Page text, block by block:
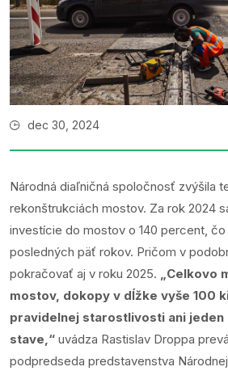
dec 30, 2024
Národná diaľničná spoločnosť zvýšila
rekonštrukciách mostov. Za rok 2024
investície do mostov o 140 percent, čo
posledných päť rokov. Pričom v
pokračovať aj v roku 2025.
„Celkovo
mostov, dokopy v dĺžke vyše 100
pravidelnej starostlivosti ani jeden
stave,“ uvádza Rastislav Droppa
podpredseda predstavenstva